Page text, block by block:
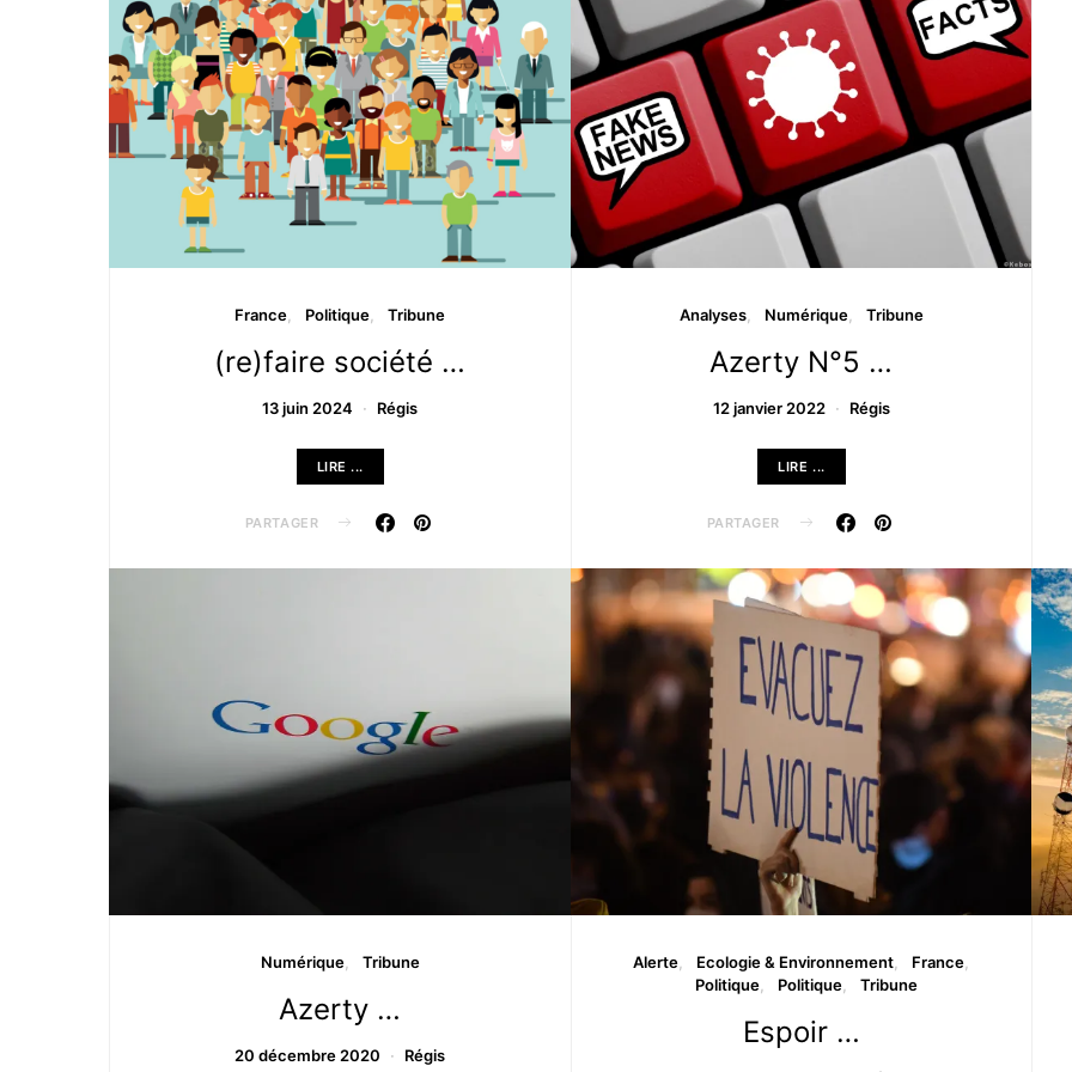
France Politique Tribune
(re)faire société …
13 juin 2024 Régis
LIRE ...
PARTAGER
Analyses Numérique Tribune
Azerty N°5 …
12 janvier 2022 Régis
LIRE ...
PARTAGER
Numérique Tribune
Azerty …
20 décembre 2020 Régis
Alerte Ecologie & Environnement
France
Politique
Politique Tribune
Espoir …